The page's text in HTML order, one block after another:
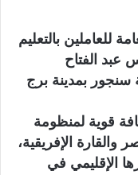
للعاملين بالتعليم
عبد الفتاح
سنجور بمدينة برج
قوية لمنظومة
والقارة الإفريقية،
الإقليمي في